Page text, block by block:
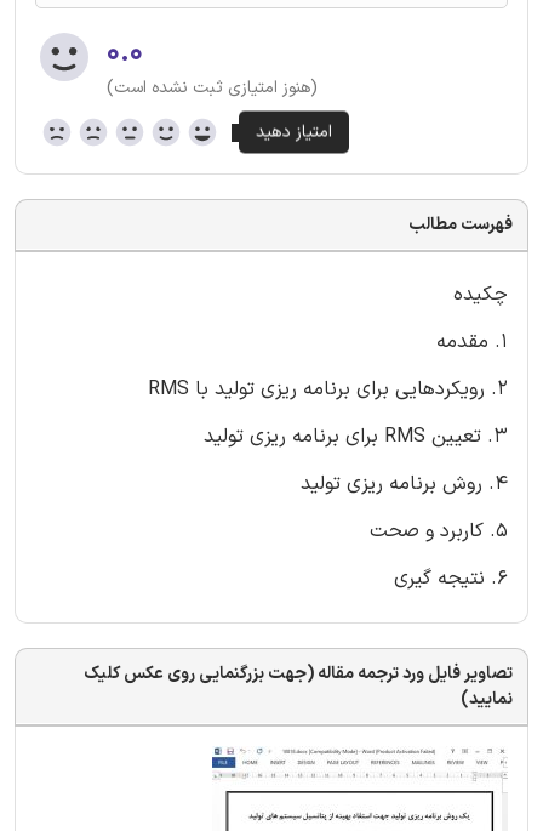
۰.۰
(هنوز امتیازی ثبت نشده است)
فهرست مطالب
چکیده
1. مقدمه
2. رویکردهایی برای برنامه ریزی تولید با RMS
3. تعیین RMS برای برنامه ریزی تولید
4. روش برنامه ریزی تولید
5. کاربرد و صحت
6. نتیجه گیری
تصاویر فایل ورد ترجمه مقاله (جهت بزرگنمایی روی عکس کلیک
نمایید)